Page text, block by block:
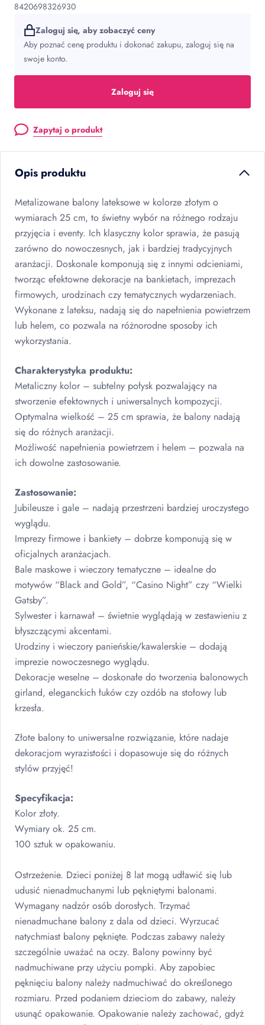
8420698326930
Zaloguj się, aby zobaczyć ceny
Aby poznać cenę produktu i dokonać zakupu, zaloguj się na
swoje konto.
Zaloguj się
Zapytaj o produkt
Opis produktu
Metalizowane balony lateksowe w kolorze złotym o
wymiarach 25 cm, to świetny wybór na różnego rodzaju
przyjęcia i eventy. Ich klasyczny kolor sprawia, że pasują
zarówno do nowoczesnych, jak i bardziej tradycyjnych
aranżacji. Doskonale komponują się z innymi odcieniami,
tworząc efektowne dekoracje na bankietach, imprezach
firmowych, urodzinach czy tematycznych wydarzeniach.
Wykonane z lateksu, nadają się do napełnienia powietrzem
lub helem, co pozwala na różnorodne sposoby ich
wykorzystania.
Charakterystyka produktu:
Metaliczny kolor – subtelny połysk pozwalający na
stworzenie efektownych i uniwersalnych kompozycji.
Optymalna wielkość – 25 cm sprawia, że balony nadają
się do różnych aranżacji.
Możliwość napełnienia powietrzem i helem – pozwala na
ich dowolne zastosowanie.
Zastosowanie:
Jubileusze i gale – nadają przestrzeni bardziej uroczystego
wyglądu.
Imprezy firmowe i bankiety – dobrze komponują się w
oficjalnych aranżacjach.
Bale maskowe i wieczory tematyczne – idealne do
motywów “Black and Gold”, “Casino Night” czy “Wielki
Gatsby”.
Sylwester i karnawał – świetnie wyglądają w zestawieniu z
błyszczącymi akcentami.
Urodziny i wieczory panieńskie/kawalerskie – dodają
imprezie nowoczesnego wyglądu.
Dekoracje weselne – doskonałe do tworzenia balonowych
girland, eleganckich łuków czy ozdób na stołowy lub
krzesła.
Złote balony to uniwersalne rozwiązanie, które nadaje
dekoracjom wyrazistości i dopasowuje się do różnych
stylów przyjęć!
Specyfikacja:
Kolor złoty.
Wymiary ok. 25 cm.
100 sztuk w opakowaniu.
Ostrzeżenie. Dzieci poniżej 8 lat mogą udławić się lub
udusić nienadmuchanymi lub pękniętymi balonami.
Wymagany nadzór osób dorosłych. Trzymać
nienadmuchane balony z dala od dzieci. Wyrzucać
natychmiast balony pęknięte. Podczas zabawy należy
szczególnie uważać na oczy. Balony powinny być
nadmuchiwane przy użyciu pompki. Aby zapobiec
pęknięciu balony należy nadmuchiwać do określonego
rozmiaru. Przed podaniem dzieciom do zabawy, należy
usunąć opakowanie. Opakowanie należy zachować, gdyż